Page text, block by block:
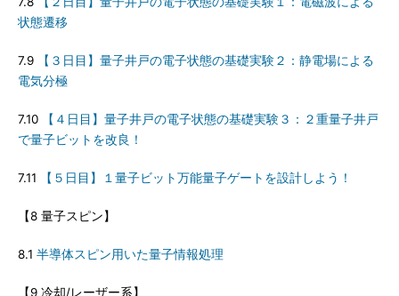
状態遷移
7.9
【３日目】量子井戸の電子状態の基礎実験２：静電場による
電気分極
7.10
【４日目】量子井戸の電子状態の基礎実験３：２重量子井戸
で量子ビットを改良！
7.11 【５日目】１量子ビット万能量子ゲートを設計しよう！
【8 量子スピン】
8.1 半導体スピン用いた量子情報処理
【9 冷却/レーザー系】